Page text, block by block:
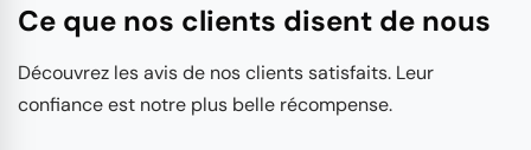
Ce que nos clients disent de nous
Découvrez les avis de nos clients satisfaits. Leur
confiance est notre plus belle récompense.